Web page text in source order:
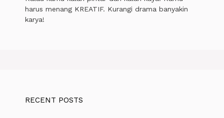
harus menang KREATIF. Kurangi drama banyakin
karya!
RECENT POSTS